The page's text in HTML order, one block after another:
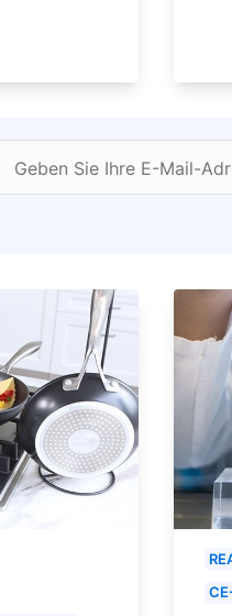
Geben Sie Ihre E-Mail-